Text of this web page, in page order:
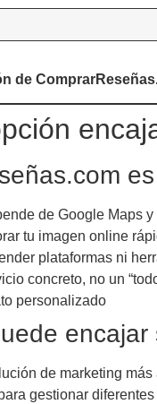
de
de Google Maps
tu imagen online
plataformas ni
concreto, no un
personalizado
encajar
de marketing más
gestionar